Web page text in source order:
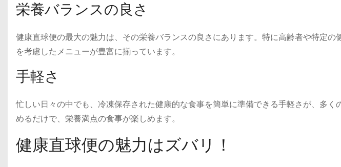
栄養バランスの良さ
健康直球便の最大の魅力は、その栄養バランスの良さにあります。特に高齢者や特定
を考慮したメニューが豊富に揃っています。
手軽さ
忙しい日々の中でも、冷凍保存された健康的な食事を簡単に準備できる手軽さが、多
めるだけで、栄養満点の食事が楽しめます。
健康直球便の魅力はズバリ！